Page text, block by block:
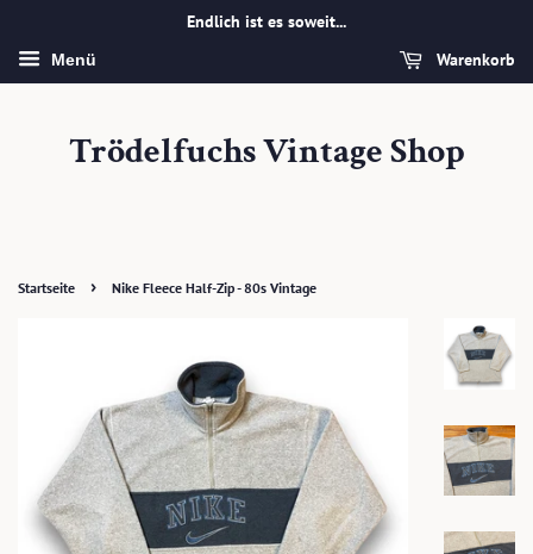
Endlich ist es soweit...
Menü Warenkorb
Trödelfuchs Vintage Shop
Startseite › Nike Fleece Half-Zip - 80s Vintage